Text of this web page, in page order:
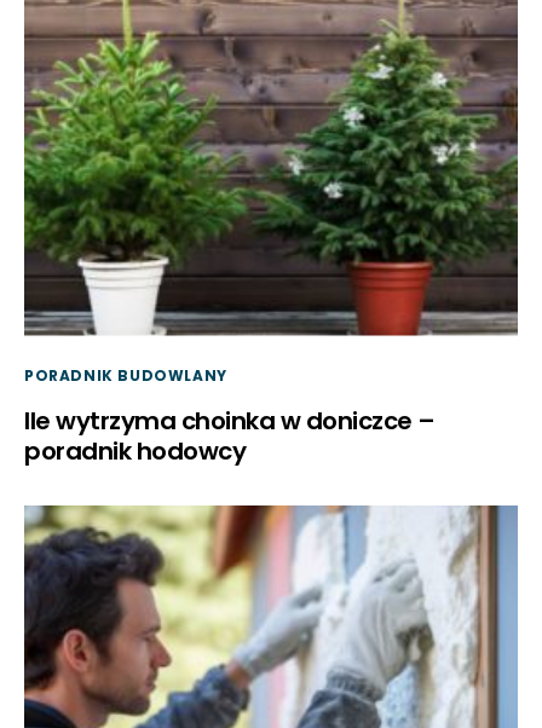
PORADNIK BUDOWLANY
Ile wytrzyma choinka w doniczce –
poradnik hodowcy